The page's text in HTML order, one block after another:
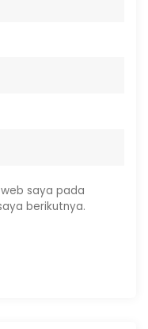
saya pada
berikutnya.